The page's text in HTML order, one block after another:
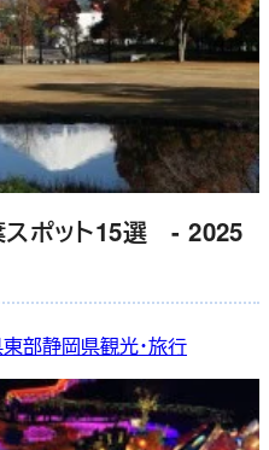
ポット15選 - 2025
部静岡県観光・旅行